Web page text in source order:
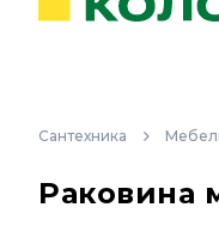
Сантехника
Раковина